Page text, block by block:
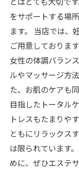
をサポートする場
ます。 当店では、
ご用意しておりま
女性の体調バラン
ルやマッサージ方
た、お肌のケアも
目指したトータル
トレスもたまりや
ともにリラックス
は限られています
めに、ぜひエステ